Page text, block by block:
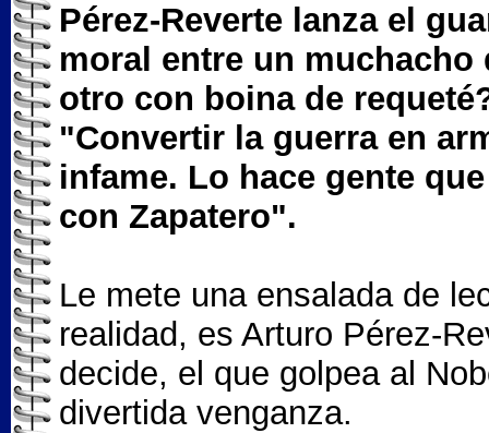
Pérez-Reverte lanza el
moral entre un
otro con boina de
"Convertir la guerra en
infame. Lo hace gente
con Zapatero".
Le mete una ensalada de
realidad, es Arturo Pérez-
decide, el que golpea al
divertida venganza.